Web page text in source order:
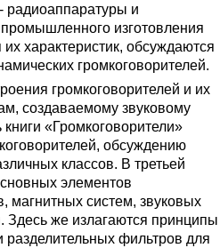
радиоаппаратуры и
изготовления
характеристик, обсуждаются
громкоговорителей.
громкоговорителей и их
создаваемому звуковому
«Громкоговорители»
обсуждению
классов. В третьей
элементов
магнитных систем, звуковых
же излагаются принципы
разделительных фильтров для